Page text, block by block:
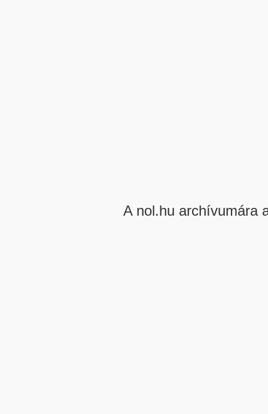
A nol.hu archívumára